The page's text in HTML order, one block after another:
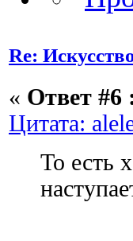
Re:
« Ответ #6
Цитата:
То есть